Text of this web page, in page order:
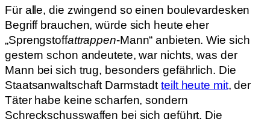
Für alle, die zwingend so einen boulevardesken
Begriff brauchen, würde sich heute eher
„Sprengstoffattrappen-Mann“ anbieten. Wie sich
gestern schon andeutete, war nichts, was der
Mann bei sich trug, besonders gefährlich. Die
Staatsanwaltschaft Darmstadtteilt heute mit, der
Täter habe keine scharfen, sondern
Schreckschusswaffen bei sich geführt. Die